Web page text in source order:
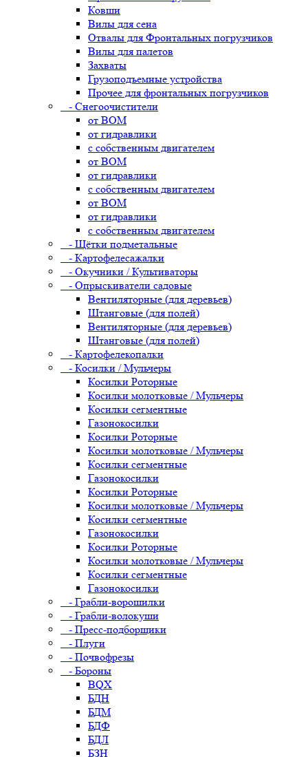
Ковши
Вилы для сена
Отвалы для Фронтальных погрузчиков
Вилы для палетов
Захваты
Грузоподъемные устройства
Прочее для фронтальных погрузчиков
- Снегоочистители
от ВОМ
от гидравлики
с собственным двигателем
от ВОМ
от гидравлики
с собственным двигателем
от ВОМ
от гидравлики
с собственным двигателем
- Щётки подметальные
- Картофелесажалки
- Окучники / Культиваторы
- Опрыскиватели садовые
Вентиляторные (для деревьев)
Штанговые (для полей)
Вентиляторные (для деревьев)
Штанговые (для полей)
- Картофелекопалки
- Косилки / Мульчеры
Косилки Роторные
Косилки молотковые / Мульчеры
Косилки сегментные
Газонокосилки
Косилки Роторные
Косилки молотковые / Мульчеры
Косилки сегментные
Газонокосилки
Косилки Роторные
Косилки молотковые / Мульчеры
Косилки сегментные
Газонокосилки
Косилки Роторные
Косилки молотковые / Мульчеры
Косилки сегментные
Газонокосилки
- Грабли-ворошилки
- Грабли-волокуши
- Пресс-подборщики
- Плуги
- Почвофрезы
- Бороны
BQX
БДН
БДМ
БДФ
БДЛ
БЗН